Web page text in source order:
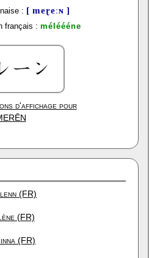
: [ meɽeːɴ ]
français : méléééne
d'affichage pour
(FR)
(FR)
(FR)